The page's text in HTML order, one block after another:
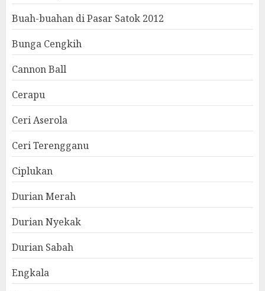
Buah-buahan di Pasar Satok 2012
Bunga Cengkih
Cannon Ball
Cerapu
Ceri Aserola
Ceri Terengganu
Ciplukan
Durian Merah
Durian Nyekak
Durian Sabah
Engkala